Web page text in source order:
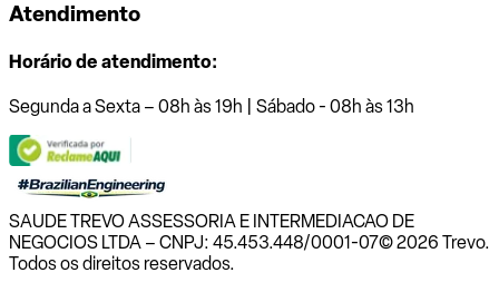
Atendimento
Horário de atendimento:
Segunda a Sexta – 08h às 19h | Sábado - 08h às 13h
SAUDE TREVO ASSESSORIA E INTERMEDIACAO DE
NEGOCIOS LTDA – CNPJ: 45.453.448/0001-07© 2026 Trevo.
Todos os direitos reservados.